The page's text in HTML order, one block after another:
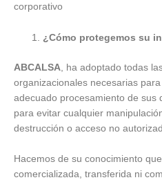
corporativo
¿Cómo protegemos su
ABCALSA , ha adoptado todas
organizacionales necesarias
adecuado procesamiento de sus
para evitar cualquier
destrucción o acceso no
Hacemos de su conocimiento
comercializada, transferida ni